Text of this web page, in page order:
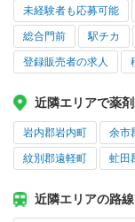
未経験者も応募可能
総合門前 駅チカ
登録販売者の求人
近隣エリアで薬
岩内郡岩内町 余市
紋別郡遠軽町 虻田
近隣エリアの路